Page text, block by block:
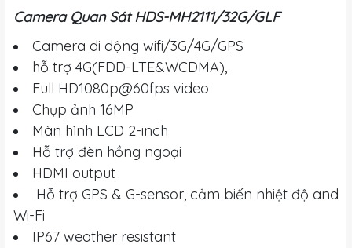
Camera Quan Sát HDS-MH2111/32G/GLF
Camera di dộng wifi/3G/4G/GPS
hỗ trợ 4G(FDD-LTE&WCDMA),
Full HD1080p@60fps video
Chụp ảnh 16MP
Màn hình LCD 2-inch
Hỗ trợ đèn hồng ngoại
HDMI output
Hỗ trợ GPS & G-sensor, cảm biến nhiệt độ and
Wi-Fi
IP67 weather resistant